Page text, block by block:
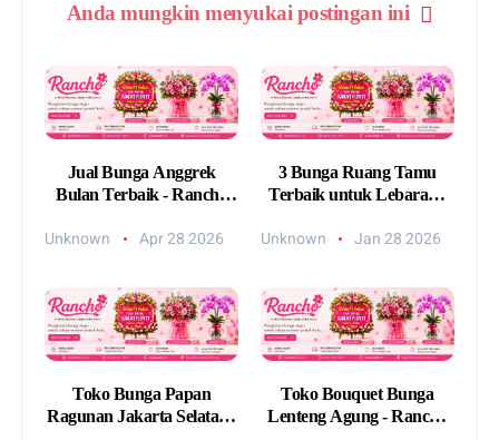
Anda mungkin menyukai postingan ini
Jual Bunga Anggrek
Bulan Terbaik - Rancho
Unknown Apr 28 2026
3 Bunga Ruang Tamu
Terbaik untuk Lebaran -
Unknown Jan 28 2026
Toko Bunga Papan
Ragunan Jakarta Selatan |
Toko Bouquet Bunga
Lenteng Agung - Rancho